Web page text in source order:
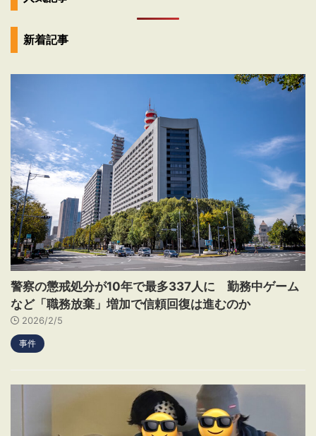
新着記事
警察の懲戒処分が10年で最多337人に 勤務中ゲーム
など「職務放棄」増加で信頼回復は進むのか
2026/2/5
事件